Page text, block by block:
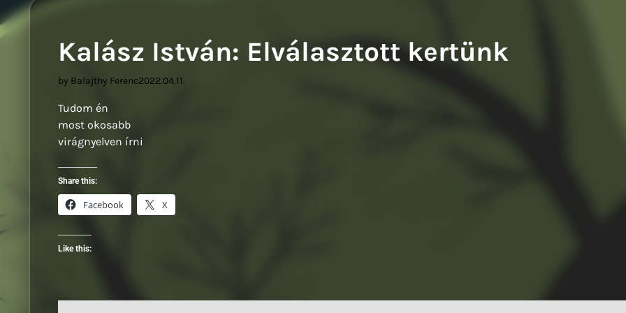
Kalász István: Elválasztott kertünk
by Balajthy Ferenc2022.04.11.
Tudom én
most okosabb
virágnyelven írni
Share this:
Facebook X
Like this: